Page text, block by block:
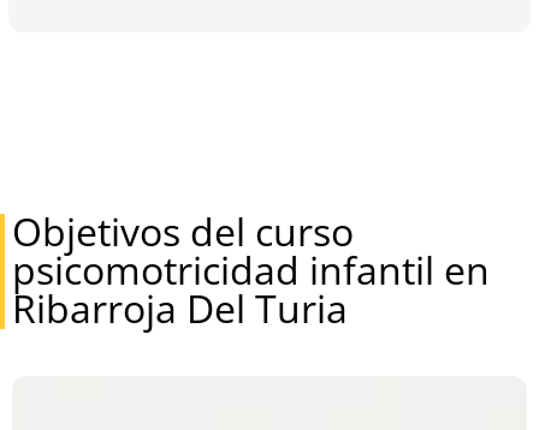
Objetivos del curso
psicomotricidad infantil en
Ribarroja Del Turia